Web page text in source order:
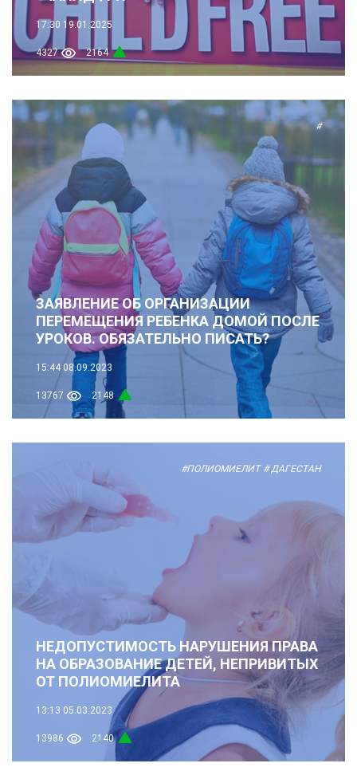
17:30 19.01.2025
4327 2164
#
ЗАЯВЛЕНИЕ ОБ ОРГАНИЗАЦИИ
ПЕРЕМЕЩЕНИЯ РЕБЕНКА ДОМОЙ ПОСЛЕ
УРОКОВ. ОБЯЗАТЕЛЬНО ПИСАТЬ?
15:44 08.09.2023
13767 2148
#ПОЛИОМИЕЛИТ # ДАГЕСТАН
НЕДОПУСТИМОСТЬ НАРУШЕНИЯ ПРАВА
НА ОБРАЗОВАНИЕ ДЕТЕЙ, НЕПРИВИТЫХ
ОТ ПОЛИОМИЕЛИТА
13:13 05.03.2023
13986 2140